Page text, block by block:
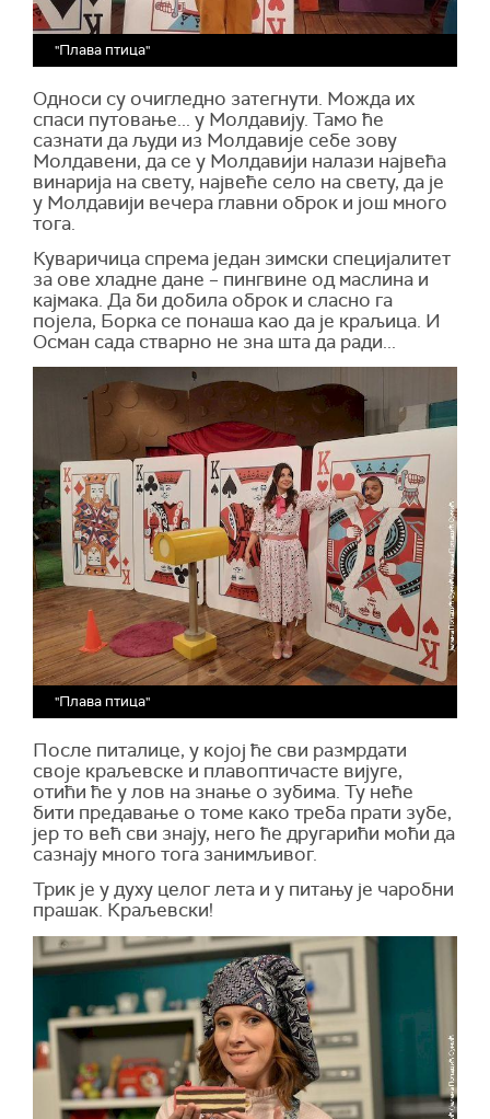
"Плава птица"
Односи су очигледно затегнути. Можда их
спаси путовање... у Молдавију. Тамо ће
сазнати да људи из Молдавије себе зову
Молдавени, да се у Молдавији налази највећа
винарија на свету, највеће село на свету, да је
у Молдавији вечера главни оброк и још много
тога.
Куваричица спрема један зимски специјалитет
за ове хладне дане – пингвине од маслина и
кајмака. Да би добила оброк и сласно га
појела, Борка се понаша као да је краљица. И
Осман сада стварно не зна шта да ради...
"Плава птица"
После питалице, у којој ће сви размрдати
своје краљевске и плавоптичасте вијуге,
отићи ће у лов на знање о зубима. Ту неће
бити предавање о томе како треба прати зубе,
јер то већ сви знају, него ће другарићи моћи да
сазнају много тога занимљивог.
Трик је у духу целог лета и у питању је чаробни
прашак. Краљевски!